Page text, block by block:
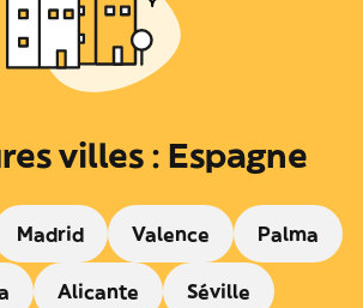
villes : Espagne
Madrid Valence Palma
Alicante Séville